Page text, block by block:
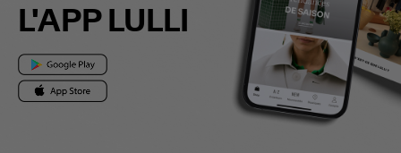
L'APP LULLI